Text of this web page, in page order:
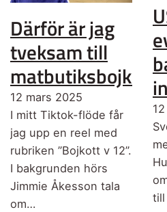
Därför är jag
tveksam till
12 mars 2025
I mitt Tiktok-flöde får
jag upp en reel med
rubriken ”Bojkott v 12”.
I bakgrunden hörs
Jimmie Åkesson tala
om…
till